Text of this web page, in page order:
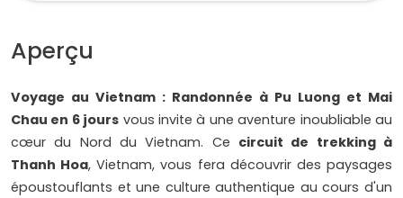
Aperçu
Voyage au Vietnam : Randonnée à Pu Luong et Mai
Chau en 6 jours vous invite à une aventure inoubliable au
cœur du Nord du Vietnam. Ce circuit de trekking à
Thanh Hoa, Vietnam, vous fera découvrir des paysages
époustouflants et une culture authentique au cours d'un